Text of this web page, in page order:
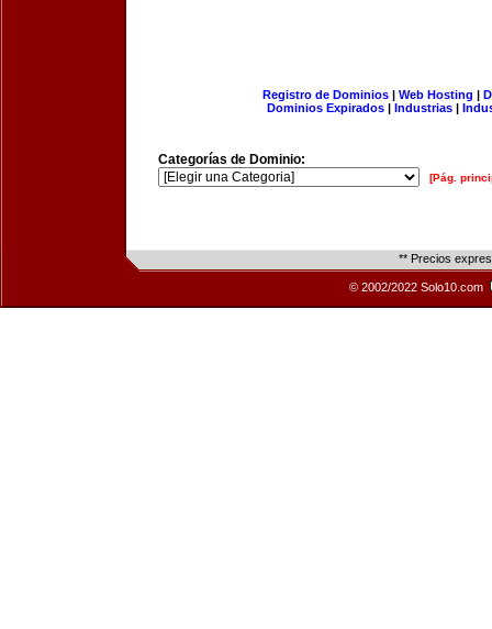
Registro de Dominios| Web Hosting |
Dominios Expirados | Industrias |
Categorías de Dominio:
[Pág.
** Precios
© 2002/2022 Solo10.com